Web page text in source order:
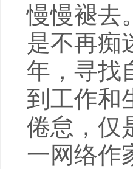
慢慢褪去
是不再痴
年，寻找
到工作和
倦怠，仅
一网络作